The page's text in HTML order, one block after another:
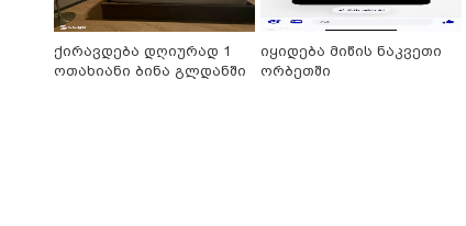
ქირავდება დღიურად 1
ოთახიანი ბინა გლდანში
იყიდება მიწის ნაკვეთი
ორბეთში